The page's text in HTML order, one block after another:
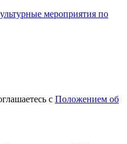
мероприятия по
с Положением об